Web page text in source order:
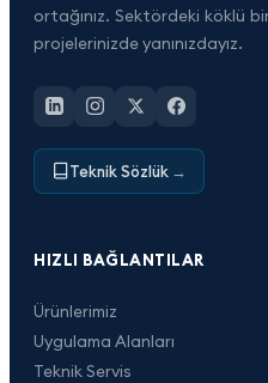
ortağınız. Sektördeki köklü
projelerinizde yanınızdayız.
Teknik Sözlük →
HIZLI BAĞLANTILAR
Ürünlerimiz
Uygulama Alanları
Teknik Servis